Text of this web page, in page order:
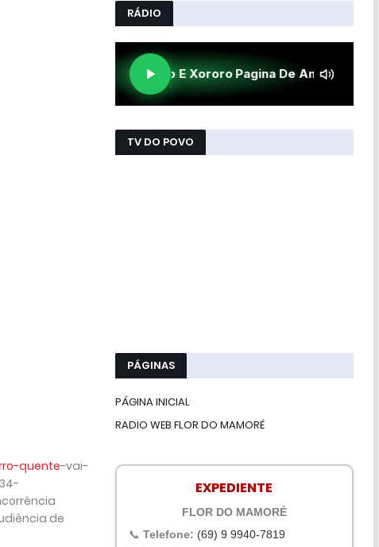
quente-vai-
de
RÁDIO
TV DO POVO
PÁGINAS
PÁGINA INICIAL
RADIO WEB FLOR DO MAMORÉ
EXPEDIENTE
FLOR DO MAMORÉ
📞 Telefone: (69) 9 9940-7819